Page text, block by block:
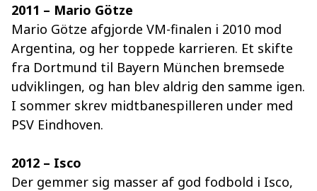
2011 – Mario Götze
Mario Götze afgjorde VM-finalen i 2010 mod
Argentina, og her toppede karrieren. Et skifte
fra Dortmund til Bayern München bremsede
udviklingen, og han blev aldrig den samme igen.
I sommer skrev midtbanespilleren under med
PSV Eindhoven.
2012 – Isco
Der gemmer sig masser af god fodbold i Isco,